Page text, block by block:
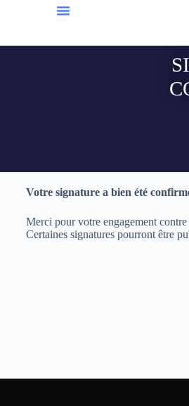
Votre signature a bien été
Merci pour votre engagement contre
Certaines signatures pourront être